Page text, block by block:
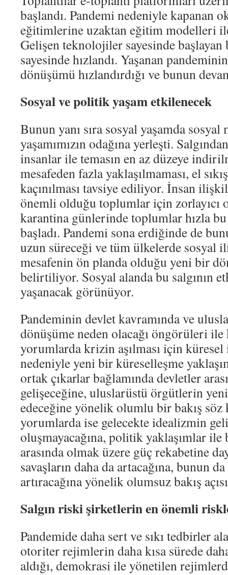
başlandı. Pandemi nedeniyle kapanan
eğitimlerine uzaktan eğitim modelleri
Gelişen teknolojiler sayesinde
sayesinde hızlandı. Yaşanan
dönüşümü hızlandırdığı ve bunun
Sosyal ve politik yaşam etkilenecek
Bunun yanı sıra sosyal yaşamda sosyal
yaşamımızın odağına yerleşti.
insanlar ile temasın en az düzeye
mesafeden fazla yaklaşılmaması, el
kaçınılması tavsiye ediliyor. İnsan
önemli olduğu toplumlar için zorlayıcı
karantina günlerinde toplumlar hızla bu
başladı. Pandemi sona erdiğinde de
uzun süreceği ve tüm ülkelerde sosyal
mesafenin ön planda olduğu yeni bir
belirtiliyor. Sosyal alanda bu salgının
yaşanacak görünüyor.
Pandeminin devlet kavramında ve
dönüşüme neden olacağı öngörüleri ile
yorumlarda krizin aşılması için
nedeniyle yeni bir küreselleşme
ortak çıkarlar bağlamında devletler
gelişeceğine, uluslarüstü örgütlerin
edeceğine yönelik olumlu bir bakış söz
yorumlarda ise gelecekte idealizmin
oluşmayacağına, politik yaklaşımlar
arasında olmak üzere güç rekabetine
savaşların daha da artacağına, bunun
artıracağına yönelik olumsuz bakış
Salgın riski şirketlerin en önemli
Pandemide daha sert ve sıkı tedbirler
otoriter rejimlerin daha kısa sürede
aldığı, demokrasi ile yönetilen